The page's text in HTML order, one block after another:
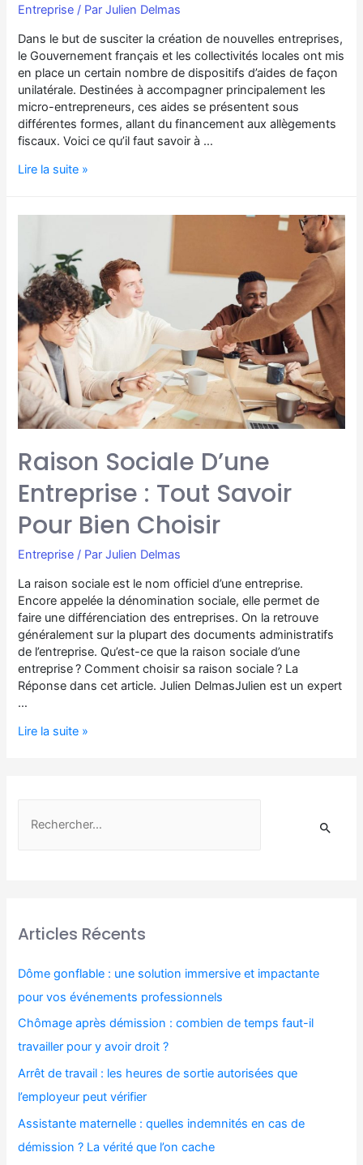
Entreprise / ParJulien Delmas
Dans le but de susciter la création de nouvelles entreprises,
le Gouvernement français et les collectivités locales ont mis
en place un certain nombre de dispositifs d’aides de façon
unilatérale. Destinées à accompagner principalement les
micro-entrepreneurs, ces aides se présentent sous
différentes formes, allant du financement aux allègements
fiscaux. Voici ce qu’il faut savoir à …
Lire la suite »
Raison Sociale D’une
Entreprise : Tout Savoir
Pour Bien Choisir
Entreprise / ParJulien Delmas
La raison sociale est le nom officiel d’une entreprise.
Encore appelée la dénomination sociale, elle permet de
faire une différenciation des entreprises. On la retrouve
généralement sur la plupart des documents administratifs
de l’entreprise. Qu’est-ce que la raison sociale d’une
entreprise ? Comment choisir sa raison sociale ? La
Réponse dans cet article. Julien DelmasJulien est un expert
…
Lire la suite »
Articles Récents
Dôme gonflable : une solution immersive et impactante
pour vos événements professionnels
Chômage après démission : combien de temps faut-il
travailler pour y avoir droit ?
Arrêt de travail : les heures de sortie autorisées que
l’employeur peut vérifier
Assistante maternelle : quelles indemnités en cas de
démission ? La vérité que l’on cache